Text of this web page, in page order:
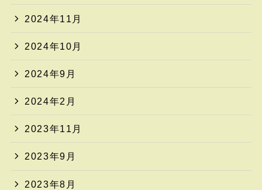
2024年11月
2024年10月
2024年9月
2024年2月
2023年11月
2023年9月
2023年8月